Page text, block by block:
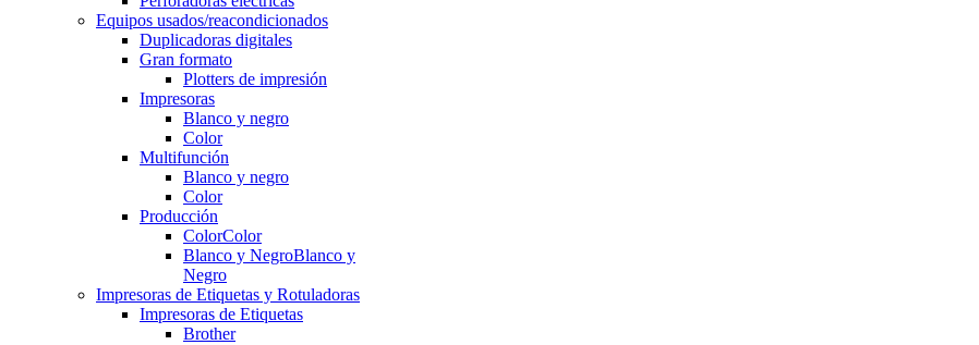
Equipos usados/reacondicionados
Duplicadoras digitales
Gran formato
Plotters de impresión
Impresoras
Blanco y negro
Color
Multifunción
Blanco y negro
Color
Producción
ColorColor
Blanco y NegroBlanco y
Negro
Impresoras de Etiquetas y Rotuladoras
Impresoras de Etiquetas
Brother